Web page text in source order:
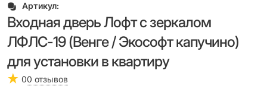
Артикул:
Входная дверь Лофт с зеркалом
ЛФЛС-19 (Венге / Экософт капучино)
для установки в квартиру
00 отзывов